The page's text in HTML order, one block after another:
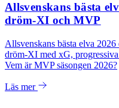
Allsvenskans bästa
dröm-XI och MVP
Allsvenskans bästa elva
dröm-XI med xG,
Vem är MVP säsongen 2026?
Läs mer